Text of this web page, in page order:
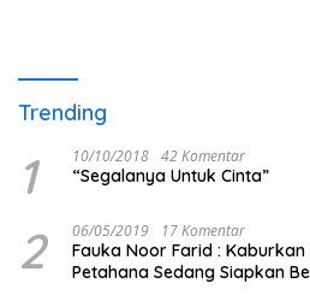
Trending
1 10/10/2018 42 Komentar
“Segalanya Untuk Cinta”
2 06/05/2019 17 Komentar
Fauka Noor Farid : Kaburkan
Petahana Sedang Siapkan